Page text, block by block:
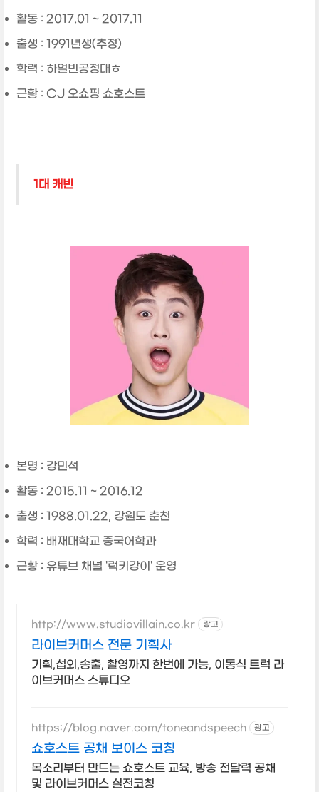
활동 : 2017.01 ~ 2017.11
출생 : 1991년생(추정)
학력 : 하얼빈공정대ㅎ
근황 : CJ 오쇼핑 쇼호스트
1대 캐빈
본명 : 강민석
활동 : 2015.11 ~ 2016.12
출생 : 1988.01.22, 강원도 춘천
학력 : 배재대학교 중국어학과
근황 : 유튜브 채널 '럭키강이' 운영
http://www.studiovillain.co.kr 광고
라이브커머스 전문 기획사
기획,섭외,송출, 촬영까지 한번에 가능, 이동식 트럭 라
이브커머스 스튜디오
https://blog.naver.com/toneandspeech 광고
쇼호스트 공채 보이스 코칭
목소리부터 만드는 쇼호스트 교육, 방송 전달력 공채
및 라이브커머스 실전코칭